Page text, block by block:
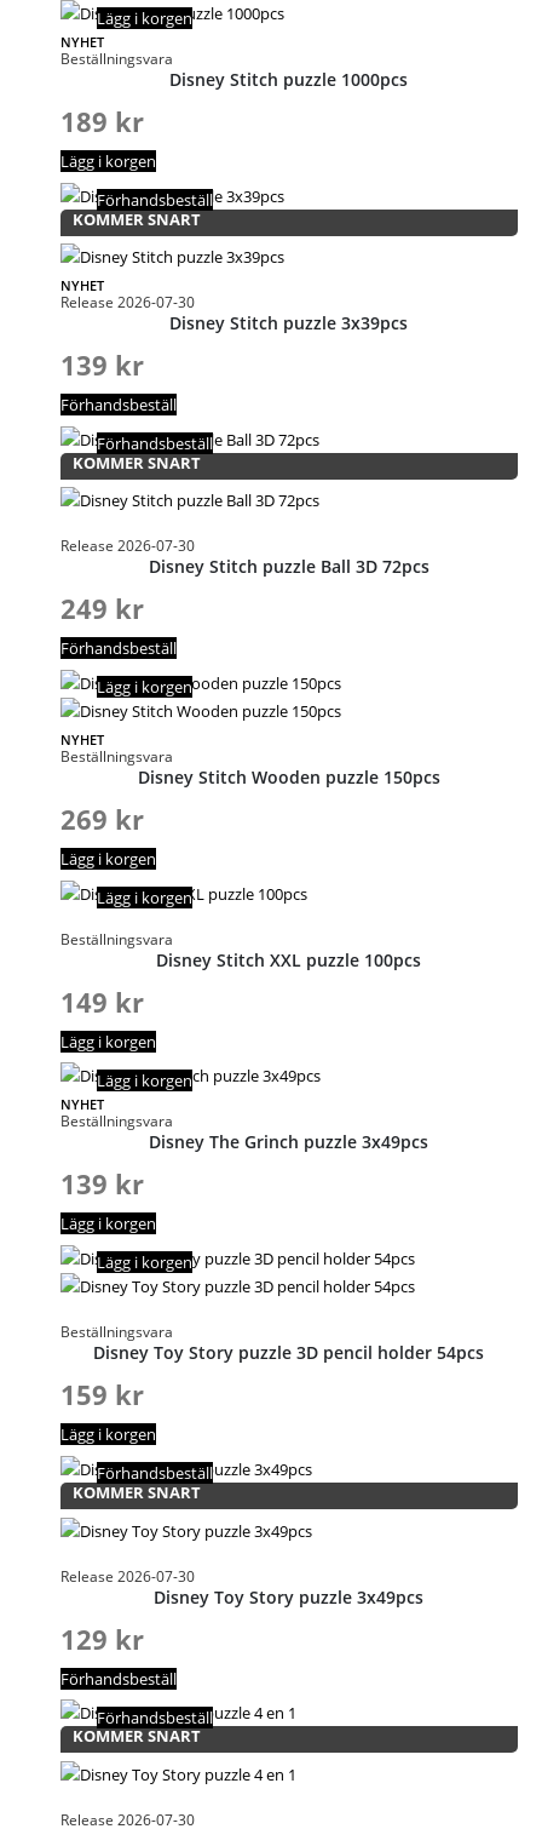
NYHET
Beställningsvara
Lägg i korgen
Disney Stitch puzzle 1000pcs
189 kr
Lägg i korgen
KOMMER SNART
NYHET
Release 2026-07-30
Förhandsbeställ
Disney Stitch puzzle 3x39pcs
139 kr
Förhandsbeställ
KOMMER SNART
Release 2026-07-30
Förhandsbeställ
Disney Stitch puzzle Ball 3D 72pcs
249 kr
Förhandsbeställ
NYHET
Beställningsvara
Lägg i korgen
Disney Stitch Wooden puzzle 150pcs
269 kr
Lägg i korgen
Beställningsvara
Lägg i korgen
Disney Stitch XXL puzzle 100pcs
149 kr
Lägg i korgen
NYHET
Beställningsvara
Lägg i korgen
Disney The Grinch puzzle 3x49pcs
139 kr
Lägg i korgen
Beställningsvara
Lägg i korgen
Disney Toy Story puzzle 3D pencil holder 54pcs
159 kr
Lägg i korgen
KOMMER SNART
Release 2026-07-30
Förhandsbeställ
Disney Toy Story puzzle 3x49pcs
129 kr
Förhandsbeställ
KOMMER SNART
Release 2026-07-30
Förhandsbeställ